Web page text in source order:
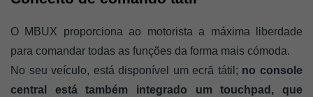
O MBUX proporciona ao motorista a máxima liberdade
para comandar todas as funções da forma mais cómoda.
No seu veículo, está disponível um ecrã tátil; no console
central está também integrado um touchpad, que